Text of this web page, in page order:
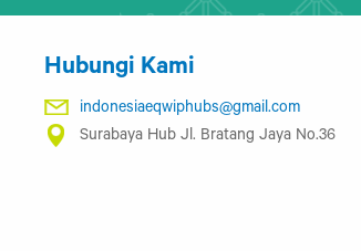
Hubungi Kami
indonesiaeqwiphubs@gmail.com
Surabaya Hub Jl. Bratang Jaya No.36